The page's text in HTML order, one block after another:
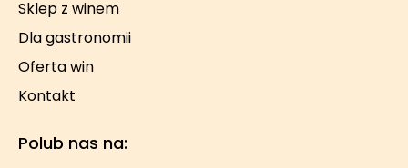
Sklep z winem
Dla gastronomii
Oferta win
Kontakt
Polub nas na: